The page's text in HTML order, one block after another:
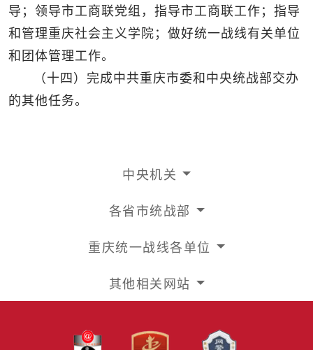
导；领导市工商联党组，指导市工商联工作；指导
和管理重庆社会主义学院；做好统一战线有关单位
和团体管理工作。
（十四）完成中共重庆市委和中央统战部交办
的其他任务。
中央机关
各省市统战部
重庆统一战线各单位
其他相关网站